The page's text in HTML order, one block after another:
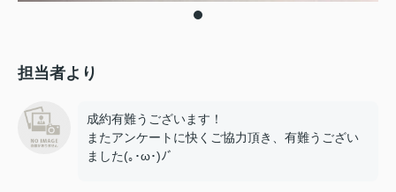
担当者より
成約有難うございます！
またアンケートに快くご協力頂き、有難うござい
ました(｡･ω･)ﾉﾞ